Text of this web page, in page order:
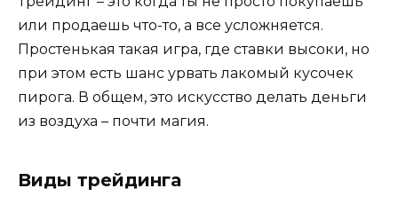
или продаешь что-то, а все усложняется.
Простенькая такая игра, где ставки высоки, но
при этом есть шанс урвать лакомый кусочек
пирога. В общем, это искусство делать деньги
из воздуха – почти магия.
Виды трейдинга